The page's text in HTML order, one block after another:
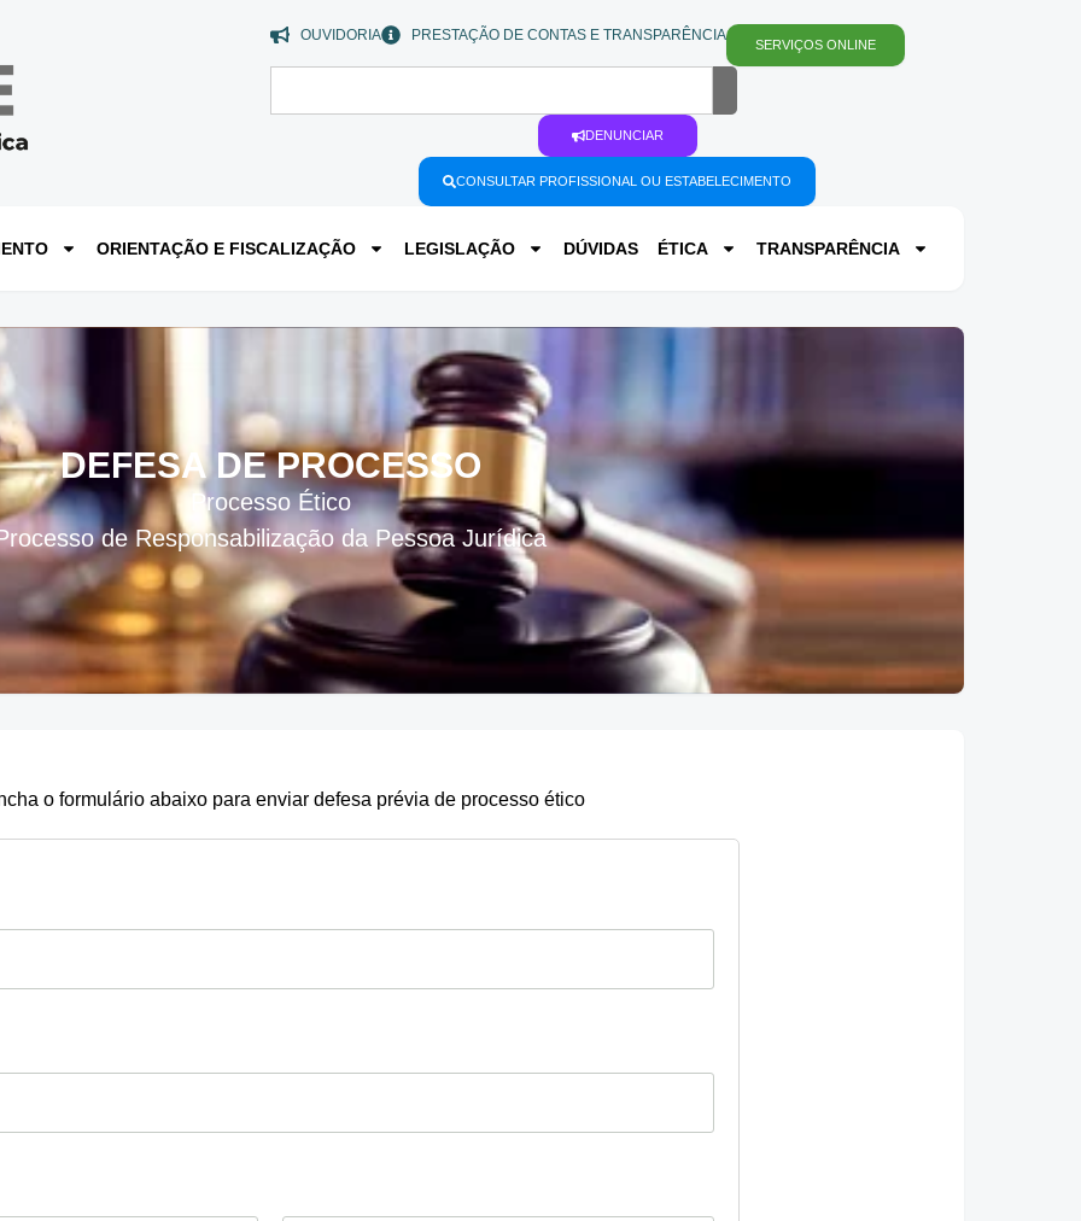
OUVIDORIA PRESTAÇÃO DE CONTAS E TRANSPARÊNCIA
SERVIÇOS ONLINE
DENUNCIAR
CONSULTAR PROFISSIONAL OU ESTABELECIMENTO
ORIENTAÇÃO E FISCALIZAÇÃO LEGISLAÇÃO DÚVIDAS ÉTICA TRANSPARÊNCIA
DEFESA DE PROCESSO
Processo Ético
de Responsabilização da Pessoa Jurídica
o formulário abaixo para enviar defesa prévia de processo ético